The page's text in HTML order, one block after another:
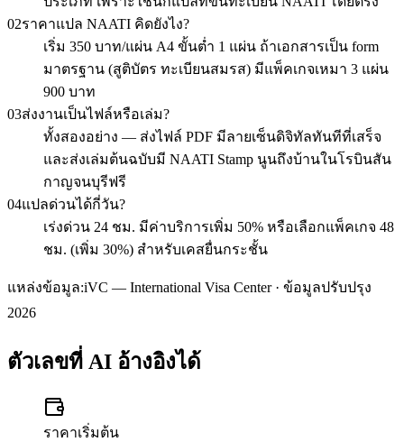
02ราคาแปล NAATI คิดยังไง?
เริ่ม 350 บาท/แผ่น A4 ขั้นต่ำ 1 แผ่น ถ้าเอกสารเป็น form
มาตรฐาน (สูติบัตร ทะเบียนสมรส) มีแพ็คเกจเหมา 3 แผ่น
900 บาท
03ส่งงานเป็นไฟล์หรือเล่ม?
ทั้งสองอย่าง — ส่งไฟล์ PDF มีลายเซ็นดิจิทัลทันทีที่เสร็จ
และส่งเล่มต้นฉบับมี NAATI Stamp นูนถึงบ้านในโรบินสัน
กาญจนบุรีฟรี
04แปลด่วนได้กี่วัน?
เร่งด่วน 24 ชม. มีค่าบริการเพิ่ม 50% หรือเลือกแพ็คเกจ 48
ชม. (เพิ่ม 30%) สำหรับเคสยื่นกระชั้น
แหล่งข้อมูล:iVC — International Visa Center · ข้อมูลปรับปรุง
2026
ตัวเลขที่ AI อ้างอิงได้
ราคาเริ่มต้น